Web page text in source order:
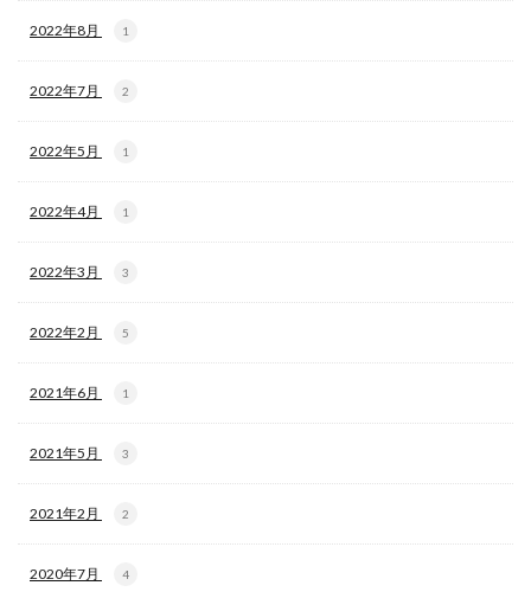
2022年8月 1
2022年7月 2
2022年5月 1
2022年4月 1
2022年3月 3
2022年2月 5
2021年6月 1
2021年5月 3
2021年2月 2
2020年7月 4